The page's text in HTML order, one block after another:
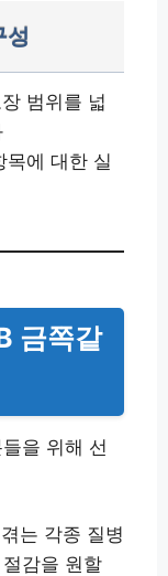
성
범위를 넓
목에 대한 실
금쪽같
을 위해 선
는 각종 질병
감을 원할